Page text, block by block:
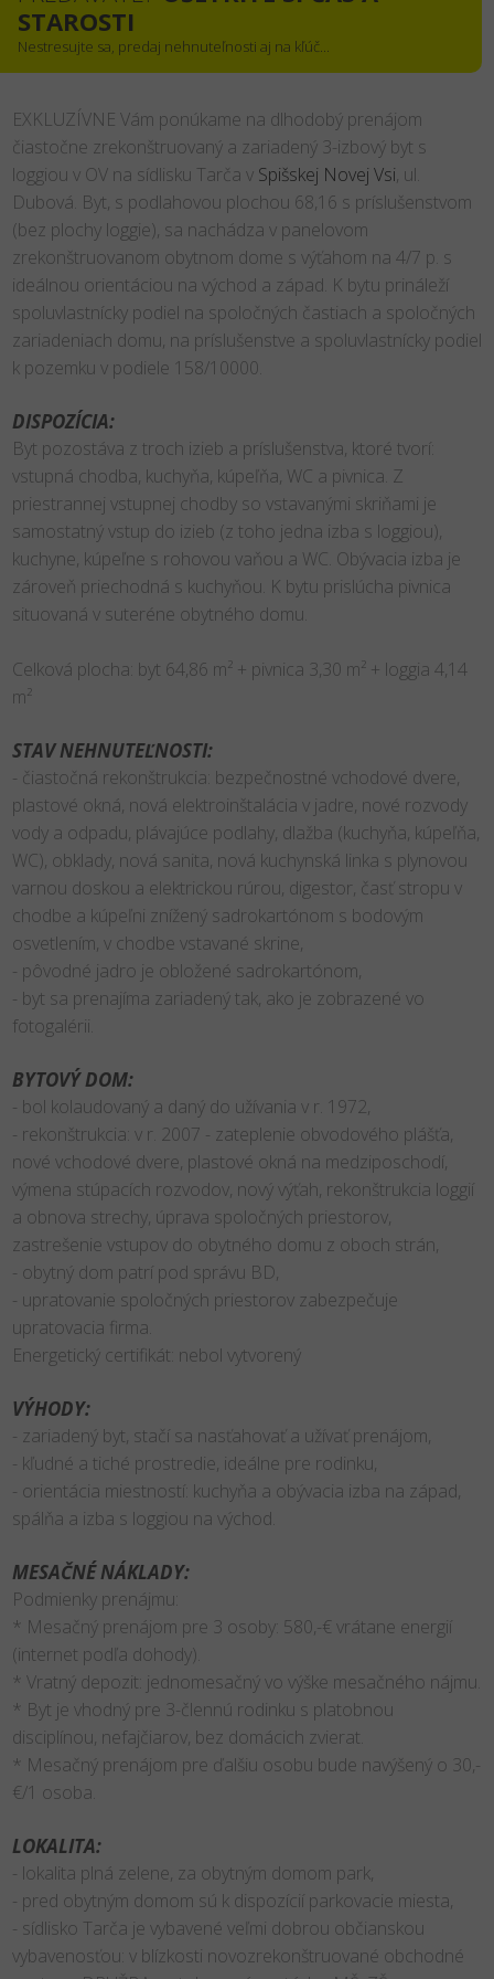
STAROSTI
Nestresujte sa, predaj nehnuteľnosti aj na kľúč...
EXKLUZÍVNE Vám ponúkame na dlhodobý prenájom
čiastočne zrekonštruovaný a zariadený 3-izbový byt s
loggiou v OV na sídlisku Tarča v Spišskej Novej Vsi, ul.
Dubová. Byt, s podlahovou plochou 68,16 s príslušenstvom
(bez plochy loggie), sa nachádza v panelovom
zrekonštruovanom obytnom dome s výťahom na 4/7 p. s
ideálnou orientáciou na východ a západ. K bytu prináleží
spoluvlastnícky podiel na spoločných častiach a spoločných
zariadeniach domu, na príslušenstve a spoluvlastnícky podiel
k pozemku v podiele 158/10000.
DISPOZÍCIA:
Byt pozostáva z troch izieb a príslušenstva, ktoré tvorí:
vstupná chodba, kuchyňa, kúpeľňa, WC a pivnica. Z
priestrannej vstupnej chodby so vstavanými skriňami je
samostatný vstup do izieb (z toho jedna izba s loggiou),
kuchyne, kúpeľne s rohovou vaňou a WC. Obývacia izba je
zároveň priechodná s kuchyňou. K bytu prislúcha pivnica
situovaná v suteréne obytného domu.
Celková plocha: byt 64,86 m² + pivnica 3,30 m² + loggia 4,14
m²
STAV NEHNUTEĽNOSTI:
- čiastočná rekonštrukcia: bezpečnostné vchodové dvere,
plastové okná, nová elektroinštalácia v jadre, nové rozvody
vody a odpadu, plávajúce podlahy, dlažba (kuchyňa, kúpeľňa,
WC), obklady, nová sanita, nová kuchynská linka s plynovou
varnou doskou a elektrickou rúrou, digestor, časť stropu v
chodbe a kúpeľni znížený sadrokartónom s bodovým
osvetlením, v chodbe vstavané skrine,
- pôvodné jadro je obložené sadrokartónom,
- byt sa prenajíma zariadený tak, ako je zobrazené vo
fotogalérii.
BYTOVÝ DOM:
- bol kolaudovaný a daný do užívania v r. 1972,
- rekonštrukcia: v r. 2007 - zateplenie obvodového plášťa,
nové vchodové dvere, plastové okná na medziposchodí,
výmena stúpacích rozvodov, nový výťah, rekonštrukcia loggií
a obnova strechy, úprava spoločných priestorov,
zastrešenie vstupov do obytného domu z oboch strán,
- obytný dom patrí pod správu BD,
- upratovanie spoločných priestorov zabezpečuje
upratovacia firma.
Energetický certifikát: nebol vytvorený
VÝHODY:
- zariadený byt, stačí sa nasťahovať a užívať prenájom,
- kľudné a tiché prostredie, ideálne pre rodinku,
- orientácia miestností: kuchyňa a obývacia izba na západ,
spálňa a izba s loggiou na východ.
MESAČNÉ NÁKLADY:
Podmienky prenájmu:
* Mesačný prenájom pre 3 osoby: 580,-€ vrátane energií
(internet podľa dohody).
* Vratný depozit: jednomesačný vo výške mesačného nájmu.
* Byt je vhodný pre 3-člennú rodinku s platobnou
disciplínou, nefajčiarov, bez domácich zvierat.
* Mesačný prenájom pre ďalšiu osobu bude navýšený o 30,-
€/1 osoba.
LOKALITA:
- lokalita plná zelene, za obytným domom park,
- pred obytným domom sú k dispozícií parkovacie miesta,
- sídlisko Tarča je vybavené veľmi dobrou občianskou
vybavenosťou: v blízkosti novozrekonštruované obchodné